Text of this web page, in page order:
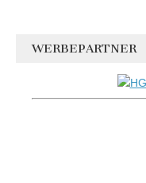
WERBEPARTNER